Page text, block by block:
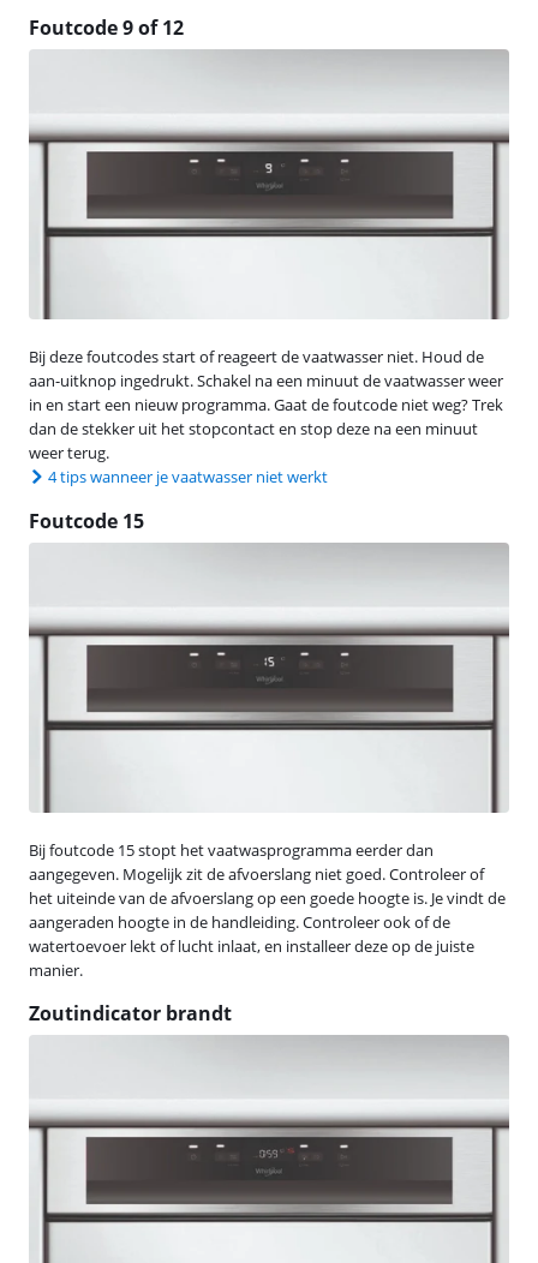
Foutcode 9 of 12
Bij deze foutcodes start of reageert de vaatwasser niet. Houd de
aan-uitknop ingedrukt. Schakel na een minuut de vaatwasser weer
in en start een nieuw programma. Gaat de foutcode niet weg? Trek
dan de stekker uit het stopcontact en stop deze na een minuut
weer terug.
4 tips wanneer je vaatwasser niet werkt
Foutcode 15
Bij foutcode 15 stopt het vaatwasprogramma eerder dan
aangegeven. Mogelijk zit de afvoerslang niet goed. Controleer of
het uiteinde van de afvoerslang op een goede hoogte is. Je vindt de
aangeraden hoogte in de handleiding. Controleer ook of de
watertoevoer lekt of lucht inlaat, en installeer deze op de juiste
manier.
Zoutindicator brandt